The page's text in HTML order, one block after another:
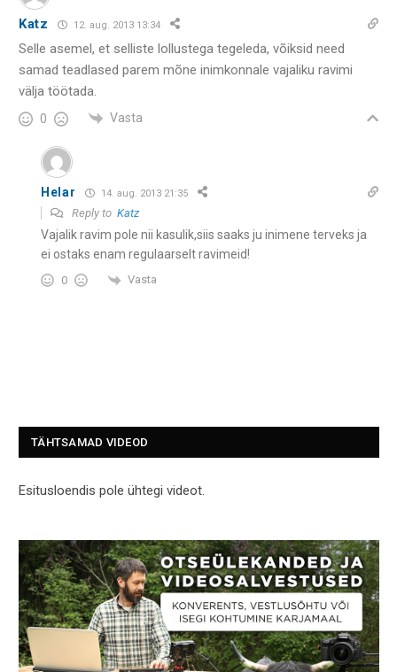
Katz 12. aug. 2013 13:34
Selle asemel, et selliste lollustega tegeleda, võiksid need
samad teadlased parem mõne inimkonnale vajaliku ravimi
välja töötada.
0 Vasta
Helar 14. aug. 2013 21:35
Reply to Katz
Vajalik ravim pole nii kasulik,siis saaks ju inimene terveks ja
ei ostaks enam regulaarselt ravimeid!
0 Vasta
TÄHTSAMAD VIDEOD
Esitusloendis pole ühtegi videot.